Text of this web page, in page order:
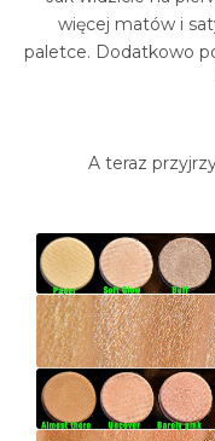
więcej matów i
paletce. Dodatkowo
A teraz